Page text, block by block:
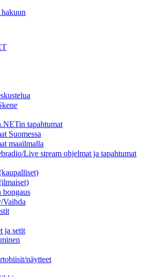
tapahtumat
Suomessa
maailmalla
Live stream ohjelmat ja tapahtumat
ja setit
näytteet